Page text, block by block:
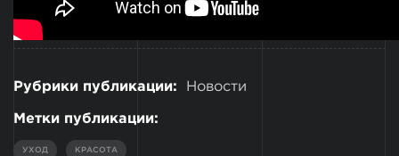
Рубрики публикации: Новости
Метки публикации:
УХОД КРАСОТА